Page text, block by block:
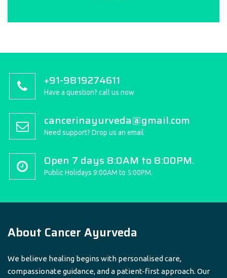
+91-9819274611
Have a question? call us now
cancerinayurveda@gmail.com
Need support? Drop us an email
Open 7 days 8:0AM to 8:00PM.
Public Holidays 9:00AM to 5:00PM.
About Cancer Ayurveda
We believe healing begins with personalised care,
compassionate guidance, and a patient-first approach. Our